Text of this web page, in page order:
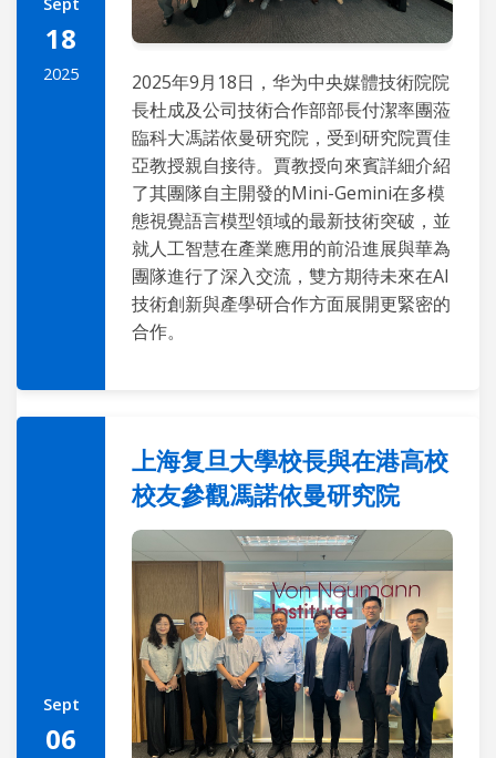
Sept
18
2025
2025年9月18日，华为中央媒體技術院院
長杜成及公司技術合作部部長付潔率團蒞
臨科大馮諾依曼研究院，受到研究院賈佳
亞教授親自接待。賈教授向來賓詳細介紹
了其團隊自主開發的Mini-Gemini在多模
態視覺語言模型領域的最新技術突破，並
就人工智慧在產業應用的前沿進展與華為
團隊進行了深入交流，雙方期待未來在AI
技術創新與產學研合作方面展開更緊密的
合作。
Sept
06
上海复旦大學校長與在港高校
校友參觀馮諾依曼研究院